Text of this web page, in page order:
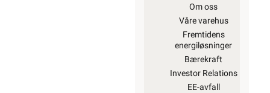
Om oss
Våre varehus
Fremtidens
energiløsninger
Bærekraft
Investor Relations
EE-avfall